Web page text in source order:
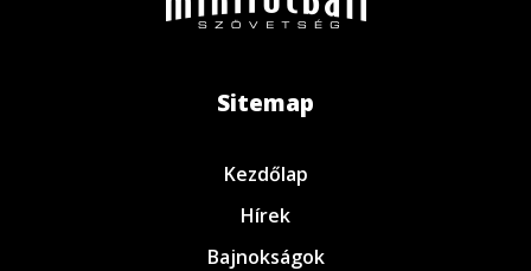
Sitemap
Kezdőlap
Hírek
Bajnokságok